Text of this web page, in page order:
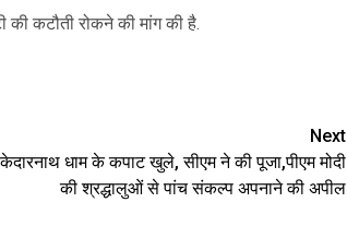
की कटौती रोकने की मांग की है.
Next
धाम के कपाट खुले, सीएम ने की पूजा,पीएम मोदी
की श्रद्धालुओं से पांच संकल्प अपनाने की अपील